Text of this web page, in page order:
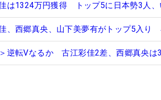
は1324万円獲得 トップ5に日本勢3人、
、西郷真央、山下美夢有がトップ5入り
逆転Vなるか 古江彩佳2差、西郷真央は